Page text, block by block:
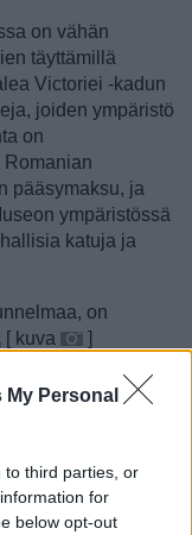
Personal
to third parties, or
for
below opt-out
on vähän
täyttämillä
Victoriei -kadun
joiden ympäristö
on
Romanian
pääsymaksu, ja
ympäristössä
katuja ja
on
[ kuva
]
ja se on
ole noin
henkilökortin- tai
vierailuaika
on